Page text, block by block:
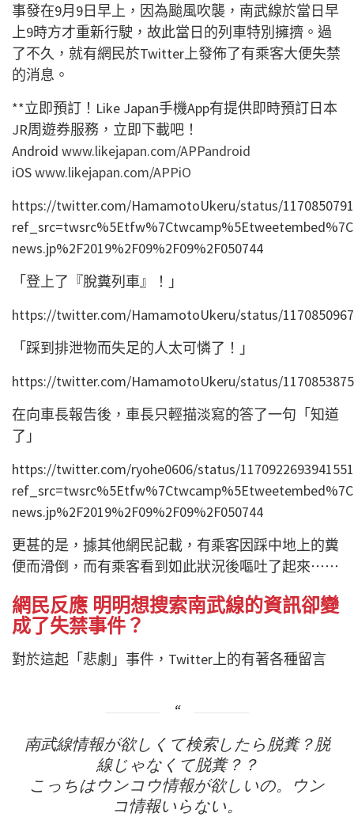
事發在9月9日早上，因為颱風吹襲，南武線於當日早
上9時方才重新行駛，故此當日的列車特別擁擠。過
了不久，就有網民於Twitter上發佈了有乘客大便失禁
的消息。
**立即預訂！Like Japan手機App有提供即時預訂日本
JR周遊券服務，立即下載吧！
Android www.likejapan.com/APPandroid
iOSwww.likejapan.com/APPiO
https://twitter.com/HamamotoUkeru/status/
news.jp%2F2019%2F09%2F09%2F050744
「登上了『脫糞列車』！」
https://twitter.com/HamamotoUkeru/status/
「踩到排泄物而失足的人太可憐了！」
https://twitter.com/HamamotoUkeru/status/
在向車長報告後，車長只輕描淡寫的答了一句「知道
了」
https://twitter.com/ryohe0606/status/
news.jp%2F2019%2F09%2F09%2F050744
更甚的是，據其他網民記載，有乘客因踩中地上的糞
便而滑倒，而有乘客看到如此狀況後嘔吐了起來⋯⋯
網民反應 明明想搜索南武線的資訊卻變
成了失禁事件？
對於這起「悲劇」事件，Twitter上的有著各種留言
南武線情報が欲しくて検索したら脱糞？脱
線じゃなくて脱糞？？
こっちはウンコウ情報が欲しいの。ウン
コ情報いらない。